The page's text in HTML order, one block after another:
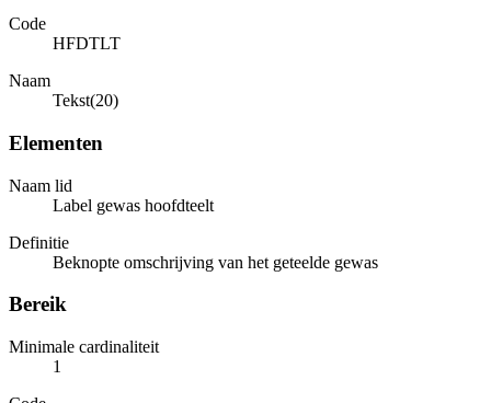
Code
HFDTLT
Naam
Tekst(20)
Elementen
Naam lid
Label gewas hoofdteelt
Definitie
Beknopte omschrijving van het geteelde gewas
Bereik
Minimale cardinaliteit
1